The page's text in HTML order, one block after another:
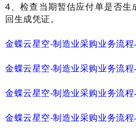
4、检查当期暂估应付单是否生
回生成凭证。
金蝶云星空-制造业采购业务流程
金蝶云星空-制造业采购业务流
金蝶云星空-制造业采购业务流
金蝶云星空-制造业采购业务流程